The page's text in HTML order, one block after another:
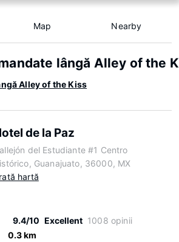
Map Nearby
lângă Alley of the
Alley of the Kiss
de la Paz
del Estudiante #1 Centro
Guanajuato, 36000, MX
hartă
9.4/10 Excellent 1008 opinii
0.3 km